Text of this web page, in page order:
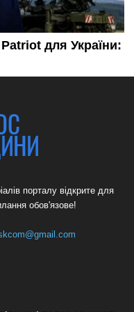
порталу відкрите для
обов'язове!